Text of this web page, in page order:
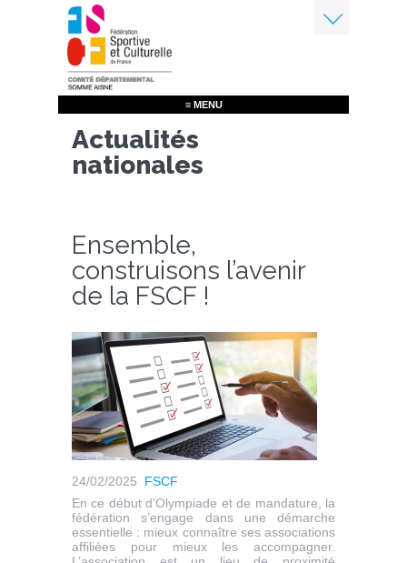
Aller
au
contenu
principal
≡ MENU
Actualités
nationales
Ensemble,
construisons l’avenir
de la FSCF !
24/02/2025
FSCF
En ce début d’Olympiade et de mandature, la
fédération s’engage dans une démarche
essentielle : mieux connaître ses associations
affiliées pour mieux les accompagner.